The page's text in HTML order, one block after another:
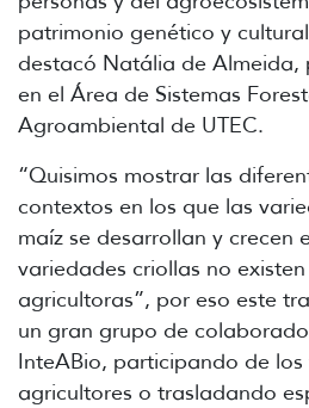
patrimonio genético y
destacó Natália de Almeida,
en el Área de Sistemas
Agroambiental de UTEC.
“Quisimos mostrar las
contextos en los que las
maíz se desarrollan y crecen
variedades criollas no
agricultoras”, por eso este
un gran grupo de
InteABio, participando de
agricultores o trasladando